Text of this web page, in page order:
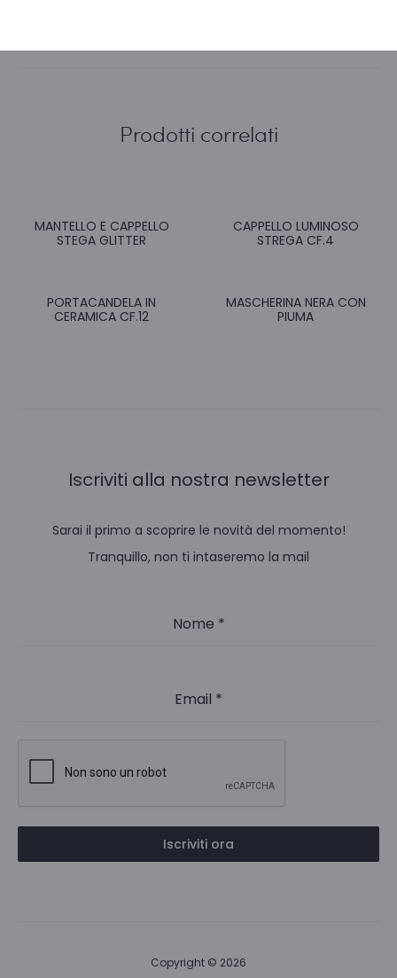
Prodotti correlati
MANTELLO E CAPPELLO
STEGA GLITTER
CAPPELLO LUMINOSO
STREGA CF.4
PORTACANDELA IN
CERAMICA CF.12
MASCHERINA NERA CON
PIUMA
Iscriviti alla nostra newsletter
Sarai il primo a scoprire le novità del momento!
Tranquillo, non ti intaseremo la mail
Nome *
Email *
Iscriviti ora
Copyright © 2026